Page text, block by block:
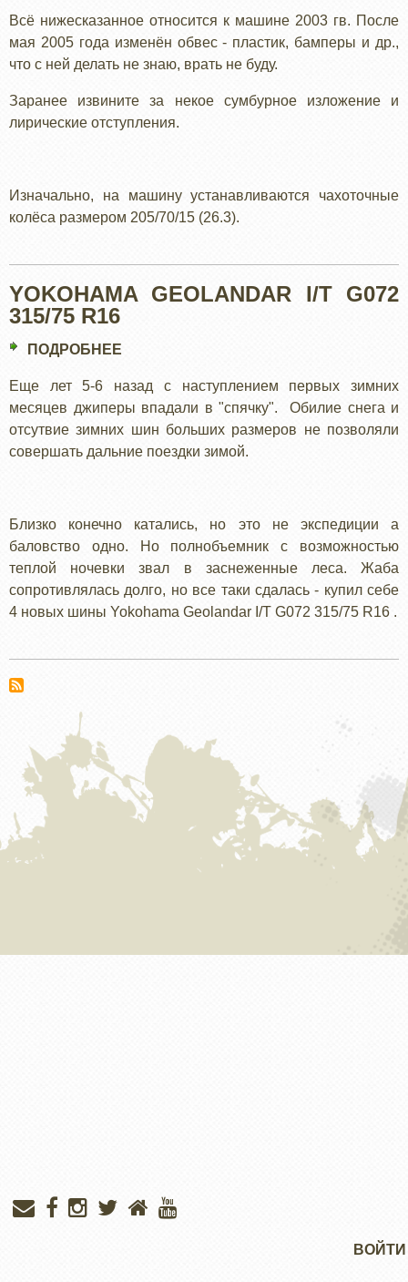
SUZUKI
Всё нижесказанное относится к машине 2003 гв. После
мая 2005 года изменён обвес - пластик, бамперы и др.,
что с ней делать не знаю, врать не буду.
Заранее извините за некое сумбурное изложение и
лирические отступления.
Изначально, на машину устанавливаются чахоточные
колёса размером 205/70/15 (26.3).
YOKOHAMA GEOLANDAR I/T G072
315/75 R16
ПОДРОБНЕЕ
GEOLANDAR
I/T
G072
315/75
Еще лет 5-6 назад с наступлением первых зимних
месяцев джиперы впадали в "спячку". Обилие снега и
отсутвие зимних шин больших размеров не позволяли
совершать дальние поездки зимой.
Близко конечно катались, но это не экспедиции а
баловство одно. Но полнобъемник с возможностью
теплой ночевки звал в заснеженные леса. Жаба
сопротивлялась долго, но все таки сдалась - купил себе
4 новых шины Yokohama Geolandar I/T G072 315/75 R16 .
ВОЙТИ